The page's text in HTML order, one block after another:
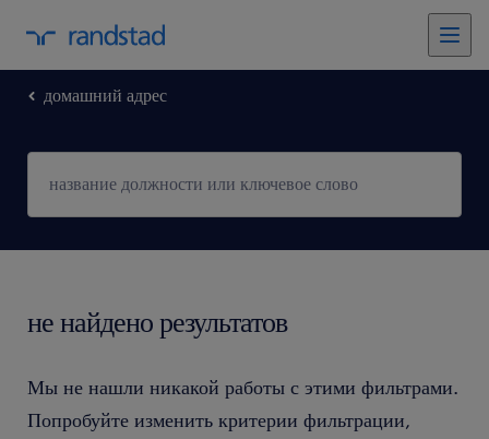
домашний адрес
не найдено результатов
Мы не нашли никакой работы с этими фильтрами.
Попробуйте изменить критерии фильтрации,